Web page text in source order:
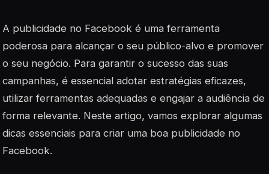
A publicidade no Facebook é uma ferramenta
poderosa para alcançar o seu público-alvo e promover
o seu negócio. Para garantir o sucesso das suas
campanhas, é essencial adotar estratégias eficazes,
utilizar ferramentas adequadas e engajar a audiência de
forma relevante. Neste artigo, vamos explorar algumas
dicas essenciais para criar uma boa publicidade no
Facebook.